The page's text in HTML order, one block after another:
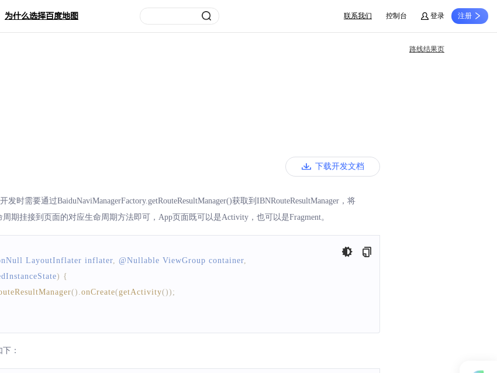
为什么选择百度地图 联系我们 控制台 登录 注册
下载开发文档
时需要通过BaiduNaviManagerFactory.getRouteResultManager()获取到IBNRouteResultManager，将
周期挂接到页面的对应生命周期方法即可，App页面既可以是Activity，也可以是Fragment。
LayoutInflater inflater @Nullable ViewGroup container
) {
() onCreate( getActivity()) ;
：
路线结果页